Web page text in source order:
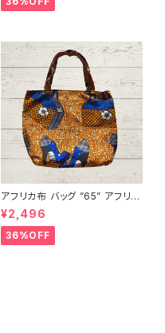
FRICA
アフリカ布 バッグ ”65” アフリカ
ンプリント パーニュ カンガ キテ
ンゲ トートバッグ エコバッグ ギ
ニア フェアトレード INUWALIA
FRICA
¥2,496
36%OFF